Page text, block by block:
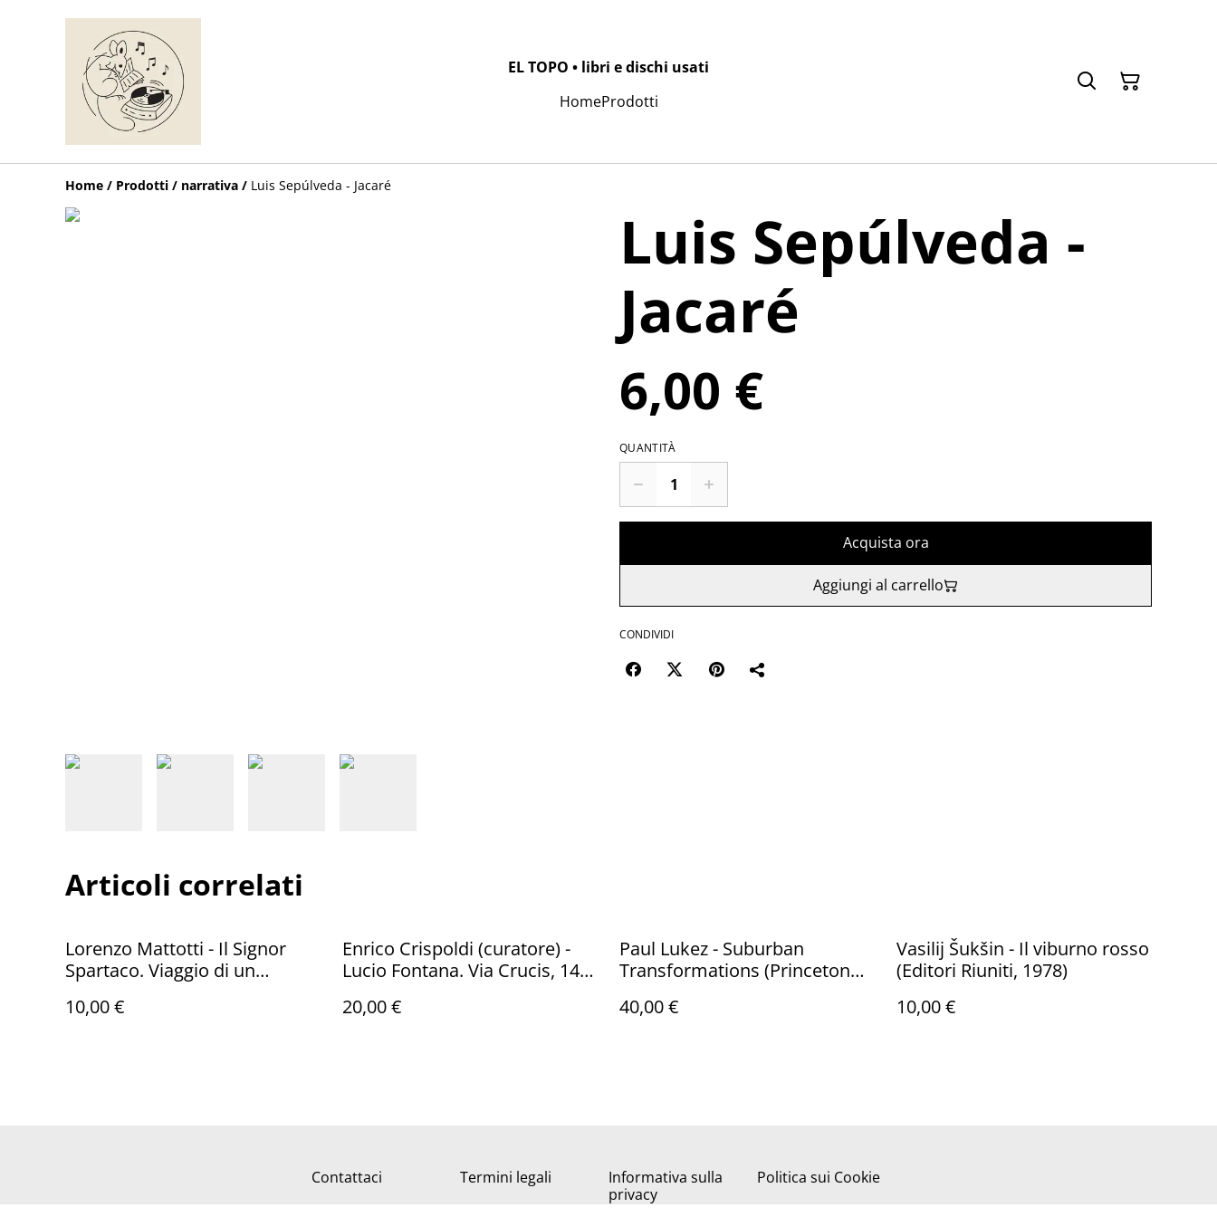
EL TOPO • libri e dischi usati
HomeProdotti
Home / Prodotti / narrativa / Luis Sepúlveda - Jacaré
Luis Sepúlveda -
Jacaré
6,00 €
QUANTITÀ
Acquista ora
Aggiungi al carrello
CONDIVIDI
Articoli correlati
Lorenzo Mattotti - Il Signor
Spartaco. Viaggio di un
10,00 €
Enrico Crispoldi (curatore) -
Lucio Fontana. Via Crucis, 147
20,00 €
Paul Lukez - Suburban
Transformations (Princeton
40,00 €
Vasilij Šukšin - Il viburno rosso
(Editori Riuniti, 1978)
10,00 €
Contattaci Termini legali
Informativa sulla
privacy
Politica sui Cookie